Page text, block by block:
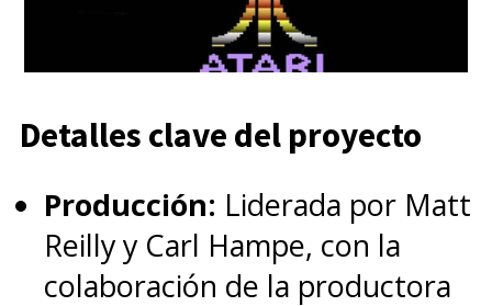
Detalles clave del proyecto
Producción: Liderada por Matt
Reilly y Carl Hampe, con la
colaboración de la productora